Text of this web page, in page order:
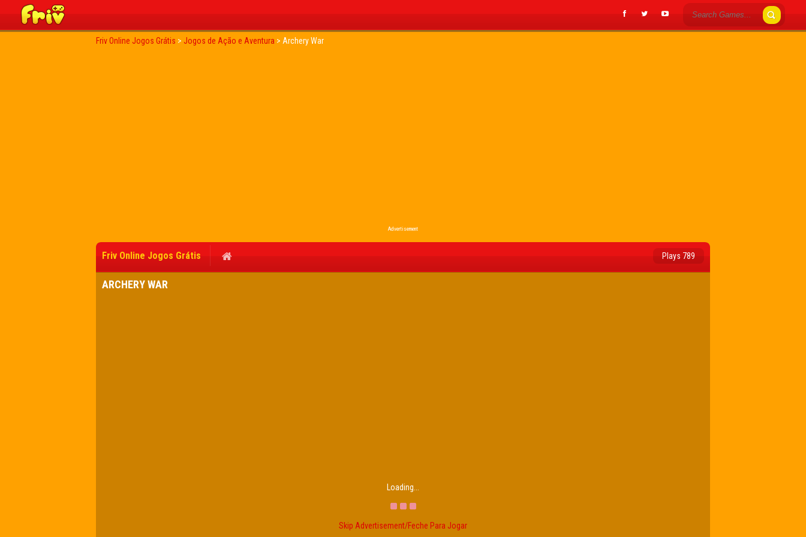
Friv Online Jogos Grátis > Jogos de Ação e Aventura > Archery War
Advertisement
Friv Online Jogos Grátis Plays 789
ARCHERY WAR
Loading...
Skip Advertisement/Feche Para Jogar